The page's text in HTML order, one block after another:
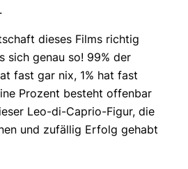
dieses Films richtig
sich genau so! 99% der
fast gar nix, 1% hat fast
Prozent besteht offenbar
Leo-di-Caprio-Figur, die
und zufällig Erfolg gehabt